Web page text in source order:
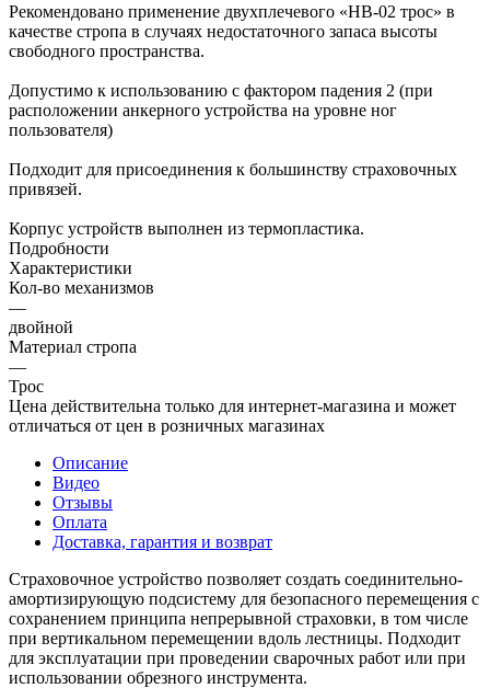
Рекомендовано применение двухплечевого «НВ-02 трос» в
качестве стропа в случаях недостаточного запаса высоты
свободного пространства.
Допустимо к использованию с фактором падения 2 (при
расположении анкерного устройства на уровне ног
пользователя)
Подходит для присоединения к большинству страховочных
привязей.
Корпус устройств выполнен из термопластика.
Подробности
Характеристики
Кол-во механизмов
—
двойной
Материал стропа
—
Трос
Цена действительна только для интернет-магазина и может
отличаться от цен в розничных магазинах
Описание
Видео
Отзывы
Оплата
Доставка, гарантия и возврат
Страховочное устройство позволяет создать соединительно-
амортизирующую подсистему для безопасного перемещения с
сохранением принципа непрерывной страховки, в том числе
при вертикальном перемещении вдоль лестницы. Подходит
для эксплуатации при проведении сварочных работ или при
использовании обрезного инструмента.